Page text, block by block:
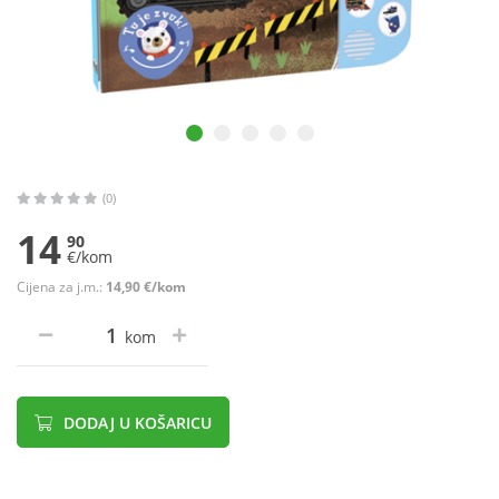
(0)
14 90
€/kom
Cijena za j.m.: 14,90 €/kom
kom
DODAJ U KOŠARICU